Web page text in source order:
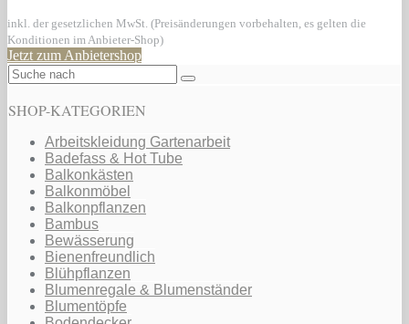
inkl. der gesetzlichen MwSt. (Preisänderungen vorbehalten, es gelten die
Konditionen im Anbieter-Shop)
Jetzt zum Anbietershop
SHOP-KATEGORIEN
Arbeitskleidung Gartenarbeit
Badefass & Hot Tube
Balkonkästen
Balkonmöbel
Balkonpflanzen
Bambus
Bewässerung
Bienenfreundlich
Blühpflanzen
Blumenregale & Blumenständer
Blumentöpfe